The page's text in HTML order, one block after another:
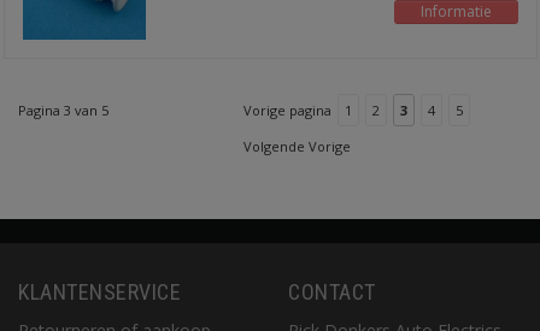
Informatie
Pagina 3 van 5 Vorige pagina 1 2 3 4
5
Volgende Vorige
KLANTENSERVICE CONTACT